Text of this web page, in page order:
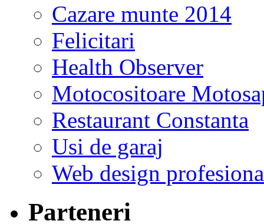
Cazare munte 2014
Felicitari
Health Observer
Motocositoare
Restaurant Constanta
Usi de garaj
Web design
Parteneri